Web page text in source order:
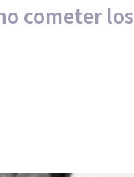
cometer los